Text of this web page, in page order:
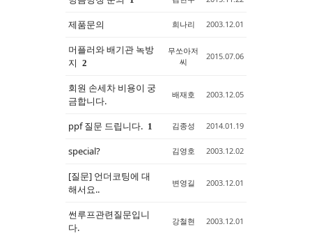
제품문의 희나리 2003.12.01
머플러와 배기관 녹방
지 2
무쏘아저
씨
2015.07.06
회원 손세차 비용이 궁
금합니다.
배재호 2003.12.05
ppf 질문 드립니다. 1 김종성 2014.01.19
special? 김영호 2003.12.02
[질문] 언더코팅에 대
해서요..
변영길 2003.12.01
썬루프관련질문입니
다.
강철현 2003.12.01